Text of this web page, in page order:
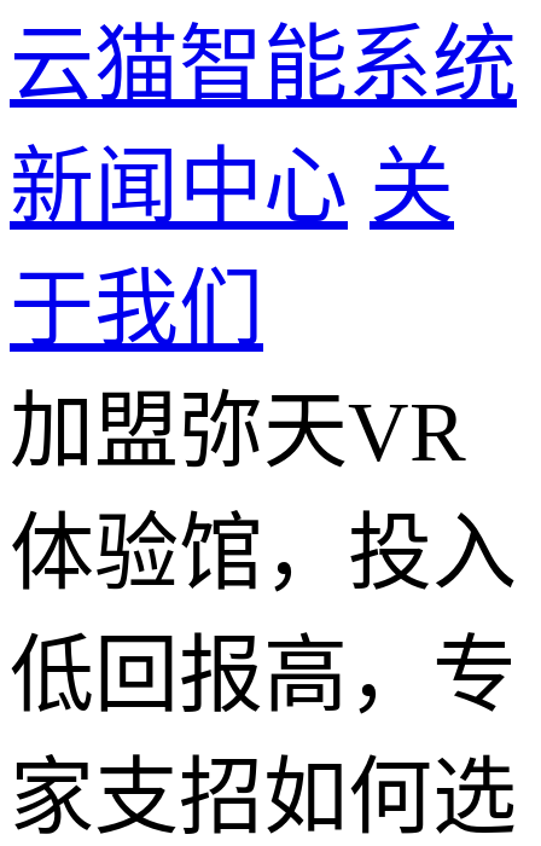
云猫智能系统
新闻中心 关
于我们
加盟弥天VR
体验馆，投入
低回报高，专
家支招如何选